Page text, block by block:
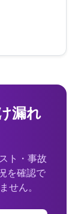
漏れ
ト・事故
を確認で
せん。